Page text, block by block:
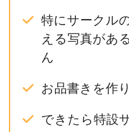
特にサークル
える写真があ
ん
お品書きを作
できたら特設